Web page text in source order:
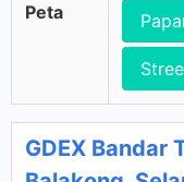
Peta
GDEX Bandar